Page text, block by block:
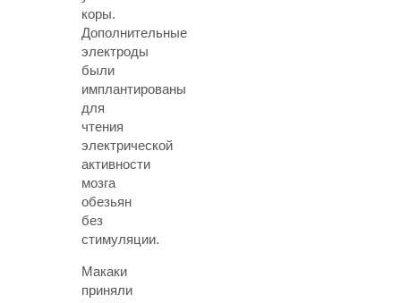
коры.
Дополнительные
электроды
были
имплантированы
для
чтения
электрической
активности
мозга
обезьян
без
стимуляции.
Макаки
приняли